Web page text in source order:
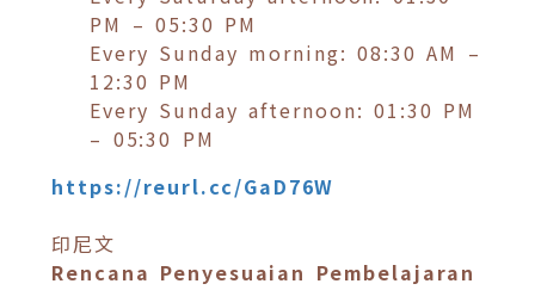
PM – 05:30 PM
Every Sunday morning: 08:30 AM –
12:30 PM
Every Sunday afternoon: 01:30 PM
– 05:30 PM
https://reurl.cc/GaD76W
印尼文
Rencana Penyesuaian Pembelajaran